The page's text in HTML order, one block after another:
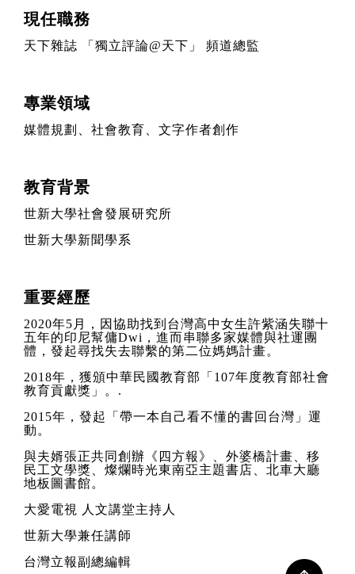
現任職務
天下雜誌 「獨立評論@天下」 頻道總監
專業領域
媒體規劃、社會教育、文字作者創作
教育背景
世新大學社會發展研究所
世新大學新聞學系
重要經歷
2020年5 月，因協助找到台灣高中女生許紫涵失聯十
五年的印尼幫傭Dwi ，進而串聯多家媒體與社運團
體，發起尋找失去聯繫的第二位媽媽計畫。
2018年，獲頒中華民國教育部「 107年度教育部社會
教育貢獻獎」。 .
2015年，發起「帶一本自己看不懂的書回台灣」運
動。
與夫婿張正共同創辦《四方報》、外婆橋計畫、移
民工文學獎、燦爛時光東南亞主題書店、北車大廳
地板圖書館。
大愛電視 人文講堂主持人
世新大學兼任講師
台灣立報副總編輯